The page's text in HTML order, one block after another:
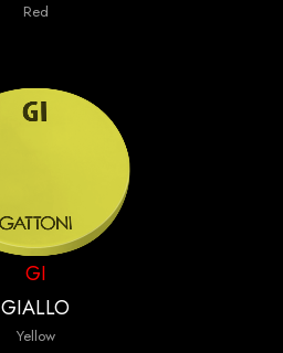
Red
GI
GIALLO
Yellow